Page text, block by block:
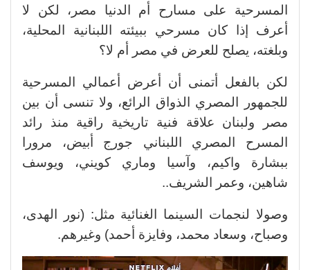
المسرحية على مسارح أم الدنيا مصر، لكن لا
أعرف إذا كان مسرحي ببيئته اللبنانية المحلية،
وبلغته، يصلح للعرض في مصر أم لا؟
لكن بالفعل أتمنى أن أعرض أعمالي المسرحية
للجمهور المصري الذواق الرائع، ولا تنسى أن بين
مصر ولبنان علاقة فنية تاريخية راقية منذ رائد
المسرح المصري اللبناني جورج أبيض، مرورا
ببشارة واكيم، وآسيا وماري كويني، ويوسف
شاهين، وعمر الشريف..
وصولا لنجمات السينما الغنائية مثل: (نور الهدى،
وصباح، وسعاد محمد، وفايزة أحمد) وغيرهم.